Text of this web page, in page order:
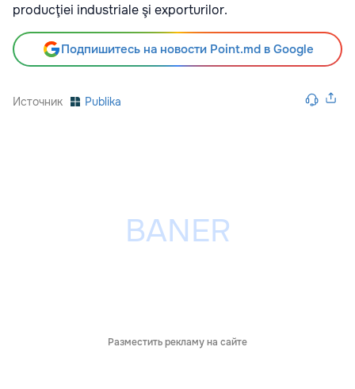
producţiei industriale şi exporturilor.
Подпишитесь на новости Point.md в Google
Источник Publika
Разместить рекламу на сайте